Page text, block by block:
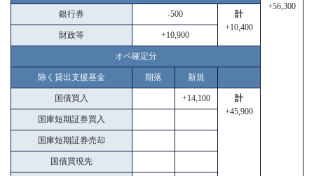
+56,300
銀行券 -500
計
+10,400
財政等 +10,900
オペ確定分
除く貸出支援基金 期落 新規
国債買入 +14,100
計
+45,900
国庫短期証券買入
国庫短期証券売却
国債買現先